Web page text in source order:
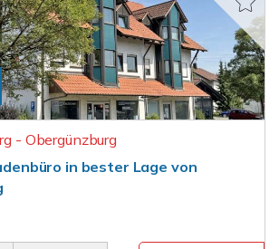
- Obergünzburg
in bester Lage von